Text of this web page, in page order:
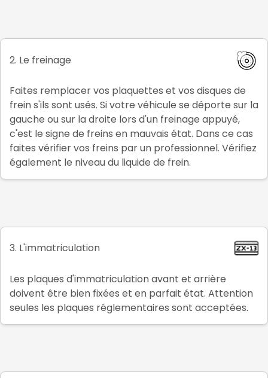
2. Le freinage
Faites remplacer vos plaquettes et vos disques de
frein s'ils sont usés. Si votre véhicule se déporte sur la
gauche ou sur la droite lors d'un freinage appuyé,
c'est le signe de freins en mauvais état. Dans ce cas
faites vérifier vos freins par un professionnel. Vérifiez
également le niveau du liquide de frein.
3. L'immatriculation
Les plaques d'immatriculation avant et arrière
doivent être bien fixées et en parfait état. Attention
seules les plaques réglementaires sont acceptées.